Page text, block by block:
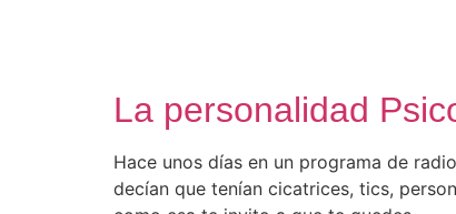
La personalidad
Hace unos días en un programa de
decían que tenían cicatrices, tics,